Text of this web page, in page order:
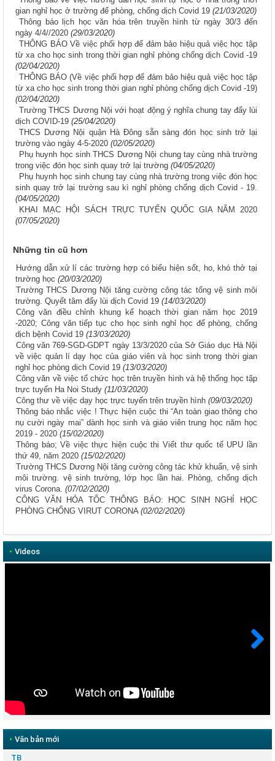
gian nghỉ học ở trường để phòng, chống dịch Covid 19 (21/03/2020)
Thông báo lịch học văn hóa trên truyền hình từ ngày 30/3 đến
ngày 4/4//2020 (29/03/2020)
THÔNG BÁO Về việc phối hợp để đảm bảo hiệu quả việc học tập
từ xa cho học sinh trong thời gian nghỉ phòng chống dịch Covid -19
(02/04/2020)
THÔNG BÁO (Về việc phối hợp để đảm bảo hiệu quả việc học tập
từ xa cho học sinh trong thời gian nghỉ phòng chống dịch Covid -19)
(02/04/2020)
Trường THCS Dương Nội với hoạt động ý nghĩa chung tay đẩy lùi
dịch COVID-19 (25/04/2020)
THCS Dương Nội quận Hà Đông sẵn sàng đón học sinh trở lại
trường vào ngày 4-5-2020 (02/05/2020)
Phụ huynh học sinh THCS Dương Nội chung tay cùng nhà trường
trong việc đón học sinh quay trở lại trường (04/05/2020)
Phụ huynh học sinh chung tay cùng nhà trường trong việc đón học
sinh quay trở lại trường sau kì nghỉ phòng chống dịch Covid - 19.
(04/05/2020)
KHAI MẠC HỘI SÁCH TRỰC TUYẾN QUỐC GIA NĂM 2020
(07/05/2020)
Những tin cũ hơn
Hướng dẫn xử lí các trường hợp có biểu hiện sốt, ho, khó thở tại
trường học (20/03/2020)
Trường THCS Dương Nội tăng cường công tác tổng vệ sinh môi
trường. Quyết tâm đẩy lùi dịch Covid 19 (14/03/2020)
Công văn điều chỉnh khung kế hoạch thời gian năm học 2019
-2020; Công văn tiếp tục cho học sinh nghỉ học để phòng, chống
dịch bệnh Covid 19 (13/03/2020)
Công văn 769-SGD-GDPT ngày 13/3/2020 của Sở Giáo dục Hà Nội
về việc quản lí dạy học của giáo viên và học sinh trong thời gian
nghỉ học phòng dịch Covid 19 (13/03/2020)
Công văn về việc tổ chức học trên truyền hình và hệ thống học tập
trực tuyến Ha Noi Study (11/03/2020)
Công thư về việc dạy học trực tuyến trên truyền hình (09/03/2020)
Thông báo nhắc việc ! Thực hiện cuộc thi “An toàn giao thông cho
nụ cười ngày mai” dành học sinh và giáo viên trung học năm học
2019 - 2020 (15/02/2020)
Thông báo; Về việc thực hiện cuộc thi Viết thư quốc tế UPU lần
thứ 49, năm 2020 (15/02/2020)
Trường THCS Dương Nội tăng cường công tác khử khuẩn, vệ sinh
môi trường. vệ sinh trường, lớp học lần hai. Phòng, chống dịch
virus Corona. (07/02/2020)
CÔNG VĂN HỎA TỐC THÔNG BÁO: HỌC SINH NGHỈ HỌC
PHÒNG CHỐNG VIRUT CORONA (02/02/2020)
• Videos
• Văn bản mới
TB